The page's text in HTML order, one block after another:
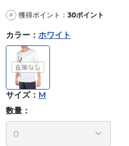
P 獲得ポイント： 30ポイント
カラー ： ホワイト
サイズ： M
数量：